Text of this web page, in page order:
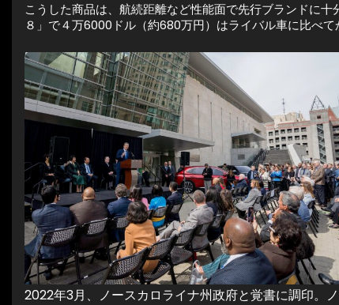
こうした商品は、航続距離など性能面で先行ブランドに
８」で４万6000ドル（約680万円）はライバル車に比べて
2022年3月、ノースカロライナ州政府と覚書に調印。